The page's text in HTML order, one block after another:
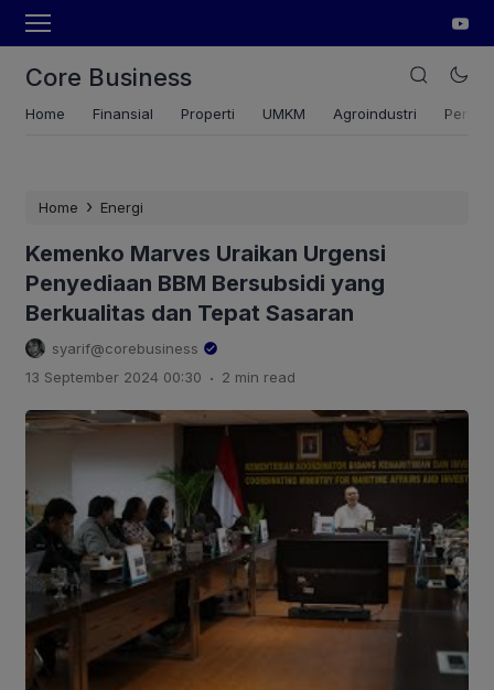
Core Business
Home Finansial Properti UMKM Agroindustri
Home › Energi
Kemenko Marves Uraikan Urgensi
Penyediaan BBM Bersubsidi yang
Berkualitas dan Tepat Sasaran
syarif@corebusiness
13 September 2024 00:30 . 2 min read